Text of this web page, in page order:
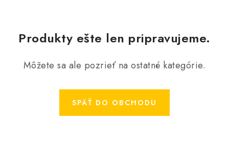
Produkty ešte len pripravujeme.
Môžete sa ale pozrieť na ostatné kategórie.
SPÄŤ DO OBCHODU